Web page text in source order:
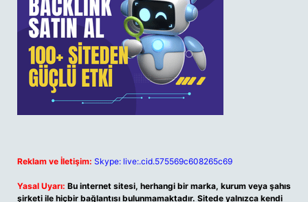
Reklam ve İletişim: Skype: live:.cid.575569c608265c69
Yasal Uyarı: Bu internet sitesi, herhangi bir marka, kurum veya şahıs
şirketi ile hiçbir bağlantısı bulunmamaktadır. Sitede yalnızca kendi